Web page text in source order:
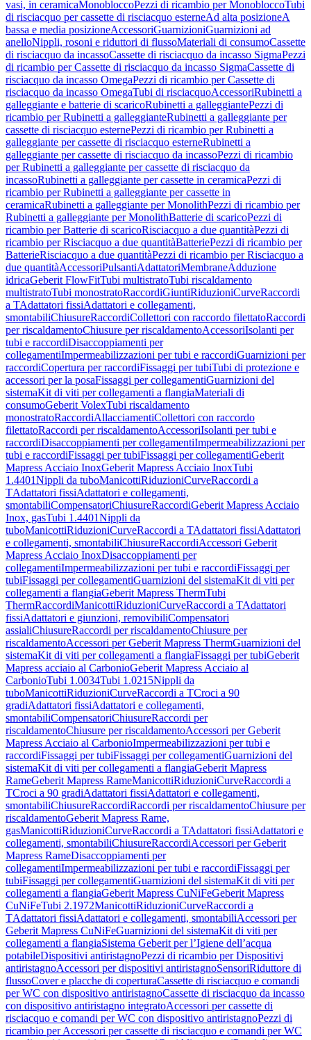
vasi, in ceramicaMonobloccoPezzi di ricambio per MonobloccoTubi
di risciacquo per cassette di risciacquo esterneAd alta posizioneA
bassa e media posizioneAccessoriGuarnizioniGuarnizioni ad
anelloNippli, rosoni e riduttori di flussoMateriali di consumoCassette
di risciacquo da incassoCassette di risciacquo da incasso SigmaPezzi
di ricambio per Cassette di risciacquo da incasso SigmaCassette di
risciacquo da incasso OmegaPezzi di ricambio per Cassette di
risciacquo da incasso OmegaTubi di risciacquoAccessoriRubinetti a
galleggiante e batterie di scaricoRubinetti a galleggiantePezzi di
ricambio per Rubinetti a galleggianteRubinetti a galleggiante per
cassette di risciacquo esternePezzi di ricambio per Rubinetti a
galleggiante per cassette di risciacquo esterneRubinetti a
galleggiante per cassette di risciacquo da incassoPezzi di ricambio
per Rubinetti a galleggiante per cassette di risciacquo da
incassoRubinetti a galleggiante per cassette in ceramicaPezzi di
ricambio per Rubinetti a galleggiante per cassette in
ceramicaRubinetti a galleggiante per MonolithPezzi di ricambio per
Rubinetti a galleggiante per MonolithBatterie di scaricoPezzi di
ricambio per Batterie di scaricoRisciacquo a due quantitàPezzi di
ricambio per Risciacquo a due quantitàBatteriePezzi di ricambio per
BatterieRisciacquo a due quantitàPezzi di ricambio per Risciacquo a
due quantitàAccessoriPulsantiAdattatoriMembraneAdduzione
idricaGeberit FlowFitTubi multistratoTubi riscaldamento
multistratoTubi monostratoRaccordiGiuntiRiduzioniCurveRaccordi
a TAdattatori fissiAdattatori e collegamenti,
smontabiliChiusureRaccordiCollettori con raccordo filettatoRaccordi
per riscaldamentoChiusure per riscaldamentoAccessoriIsolanti per
tubi e raccordiDisaccoppiamenti per
collegamentiImpermeabilizzazioni per tubi e raccordiGuarnizioni per
raccordiCopertura per raccordiFissaggi per tubiTubi di protezione e
accessori per la posaFissaggi per collegamentiGuarnizioni del
sistemaKit di viti per collegamenti a flangiaMateriali di
consumoGeberit VolexTubi riscaldamento
monostratoRaccordiAllacciamentiCollettori con raccordo
filettatoRaccordi per riscaldamentoAccessoriIsolanti per tubi e
raccordiDisaccoppiamenti per collegamentiImpermeabilizzazioni per
tubi e raccordiFissaggi per tubiFissaggi per collegamentiGeberit
Mapress Acciaio InoxGeberit Mapress Acciaio InoxTubi
1.4401Nippli da tuboManicottiRiduzioniCurveRaccordi a
TAdattatori fissiAdattatori e collegamenti,
smontabiliCompensatoriChiusureRaccordiGeberit Mapress Acciaio
Inox, gasTubi 1.4401Nippli da
tuboManicottiRiduzioniCurveRaccordi a TAdattatori fissiAdattatori
e collegamenti, smontabiliChiusureRaccordiAccessori Geberit
Mapress Acciaio InoxDisaccoppiamenti per
collegamentiImpermeabilizzazioni per tubi e raccordiFissaggi per
tubiFissaggi per collegamentiGuarnizioni del sistemaKit di viti per
collegamenti a flangiaGeberit Mapress ThermTubi
ThermRaccordiManicottiRiduzioniCurveRaccordi a TAdattatori
fissiAdattatori e giunzioni, removibiliCompensatori
assialiChiusureRaccordi per riscaldamentoChiusure per
riscaldamentoAccessori per Geberit Mapress ThermGuarnizioni del
sistemaKit di viti per collegamenti a flangiaFissaggi per tubiGeberit
Mapress acciaio al CarbonioGeberit Mapress Acciaio al
CarbonioTubi 1.0034Tubi 1.0215Nippli da
tuboManicottiRiduzioniCurveRaccordi a TCroci a 90
gradiAdattatori fissiAdattatori e collegamenti,
smontabiliCompensatoriChiusureRaccordi per
riscaldamentoChiusure per riscaldamentoAccessori per Geberit
Mapress Acciaio al CarbonioImpermeabilizzazioni per tubi e
raccordiFissaggi per tubiFissaggi per collegamentiGuarnizioni del
sistemaKit di viti per collegamenti a flangiaGeberit Mapress
RameGeberit Mapress RameManicottiRiduzioniCurveRaccordi a
TCroci a 90 gradiAdattatori fissiAdattatori e collegamenti,
smontabiliChiusureRaccordiRaccordi per riscaldamentoChiusure per
riscaldamentoGeberit Mapress Rame,
gasManicottiRiduzioniCurveRaccordi a TAdattatori fissiAdattatori e
collegamenti, smontabiliChiusureRaccordiAccessori per Geberit
Mapress RameDisaccoppiamenti per
collegamentiImpermeabilizzazioni per tubi e raccordiFissaggi per
tubiFissaggi per collegamentiGuarnizioni del sistemaKit di viti per
collegamenti a flangiaGeberit Mapress CuNiFeGeberit Mapress
CuNiFeTubi 2.1972ManicottiRiduzioniCurveRaccordi a
TAdattatori fissiAdattatori e collegamenti, smontabiliAccessori per
Geberit Mapress CuNiFeGuarnizioni del sistemaKit di viti per
collegamenti a flangiaSistema Geberit per l’Igiene dell’acqua
potabileDispositivi antiristagnoPezzi di ricambio per Dispositivi
antiristagnoAccessori per dispositivi antiristagnoSensoriRiduttore di
flussoCover e placche di coperturaCassette di risciacquo e comandi
per WC con dispositivo antiristagnoCassette di risciacquo da incasso
con dispositivo antiristagno integratoAccessori per cassette di
risciacquo e comandi per WC con dispositivo antiristagnoPezzi di
ricambio per Accessori per cassette di risciacquo e comandi per WC